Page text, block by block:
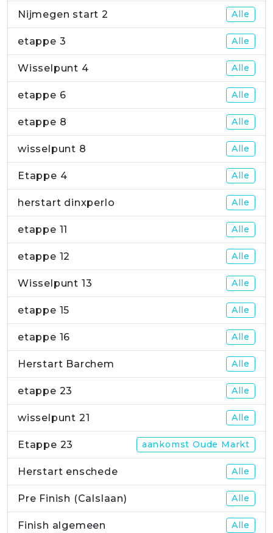
Nijmegen start 2 Alle
etappe 3 Alle
Wisselpunt 4 Alle
etappe 6 Alle
etappe 8 Alle
wisselpunt 8 Alle
Etappe 4 Alle
herstart dinxperlo Alle
etappe 11 Alle
etappe 12 Alle
Wisselpunt 13 Alle
etappe 15 Alle
etappe 16 Alle
Herstart Barchem Alle
etappe 23 Alle
wisselpunt 21 Alle
Etappe 23 aankomst Oude Markt
Herstart enschede Alle
Pre Finish (Calslaan) Alle
Finish algemeen Alle